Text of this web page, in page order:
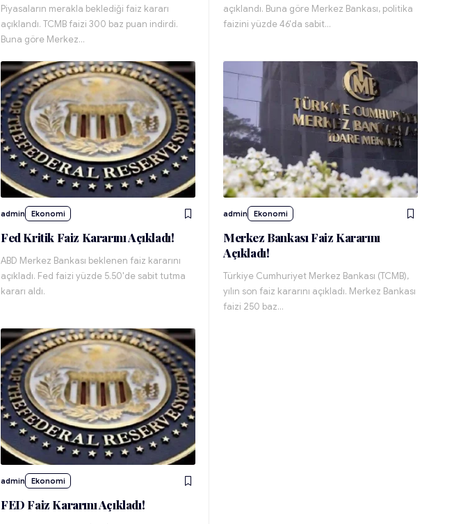
Piyasaların merakla beklediği faiz kararı
açıklandı. TCMB faizi 300 baz puan indirdi.
Buna göre Merkez…
açıklandı. Buna göre Merkez Bankası, politika
faizini yüzde 46'da sabit…
admin Ekonomi
Fed Kritik Faiz Kararını Açıkladı!
ABD Merkez Bankası beklenen faiz kararını
açıkladı. Fed faizi yüzde 5.50'de sabit tutma
kararı aldı.
admin Ekonomi
Merkez Bankası Faiz Kararını
Açıkladı!
Türkiye Cumhuriyet Merkez Bankası (TCMB),
yılın son faiz kararını açıkladı. Merkez Bankası
faizi 250 baz…
admin Ekonomi
FED Faiz Kararını Açıkladı!